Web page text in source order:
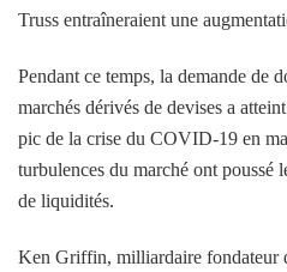
Truss entraîneraient une
Pendant ce temps, la demande de
marchés dérivés de devises a
pic de la crise du COVID-19 en
turbulences du marché ont poussé
de liquidités.
Ken Griffin, milliardaire fondateur